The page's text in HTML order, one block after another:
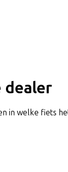
dealer
in welke fiets